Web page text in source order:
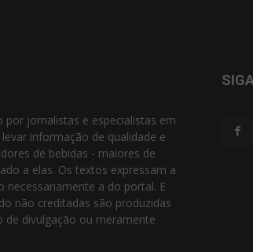
jornalistas e especialistas em
informação de qualidade e
de bebidas - maiores de
a elas. Os textos expressam a
necessariamente a do portal. E
não creditadas são produzidas
de divulgação ou meramente